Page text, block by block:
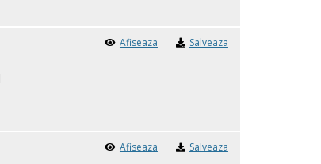
Afiseaza Salveaza
Afiseaza Salveaza